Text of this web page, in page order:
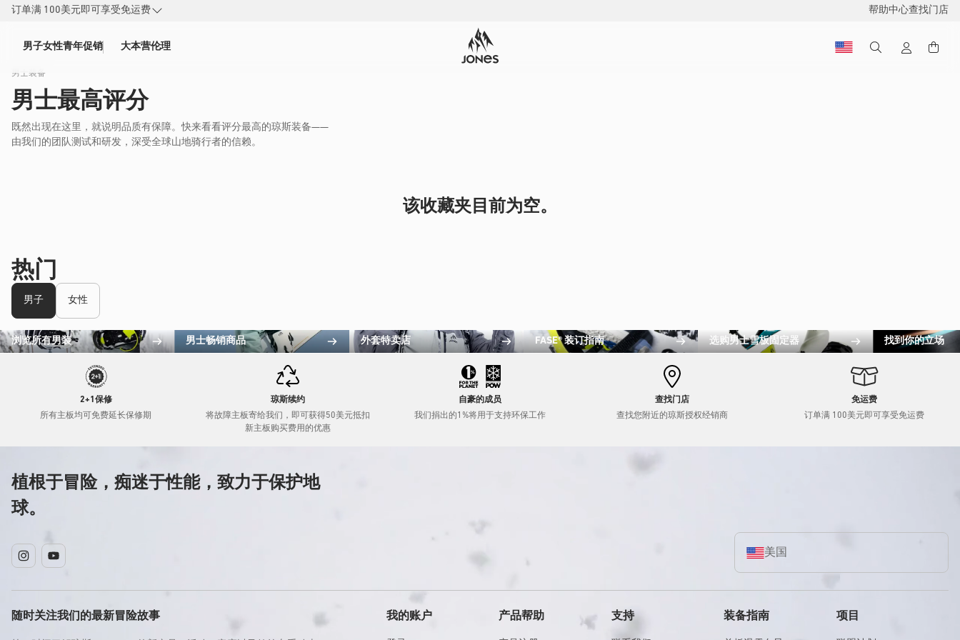
到
男子女性青年促销 大本营伦理
订单满 100美元即可享受免运费 帮助中心查找门店
男士装备
男士最高评分
既然出现在这里，就说明品质有保障。快来看看评分最高的琼斯装备——
由我们的团队测试和研发，深受全球山地骑行者的信赖。
该收藏夹目前为空。
热门
男子 女性
浏览所有男装 男士畅销商品 外套特卖店 FASE® 装订指南 选购男士雪板固定器 找到你的立场
2+1保修
所有主板均可免费延长保修期
琼斯续约
将故障主板寄给我们，即可获得50美元抵扣
新主板购买费用的优惠
自豪的成员
我们捐出的1%将用于支持环保工作
查找门店
查找您附近的琼斯授权经销商
免运费
订单满 100美元即可享受免运费
植根于冒险，痴迷于性能，致力于保护地
球。
InstagramYouTube
美国
随时关注我们的最新冒险故事 我的账户 产品帮助 支持 装备指南 项目